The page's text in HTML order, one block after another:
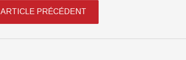
ARTICLE PRÉCÉDENT